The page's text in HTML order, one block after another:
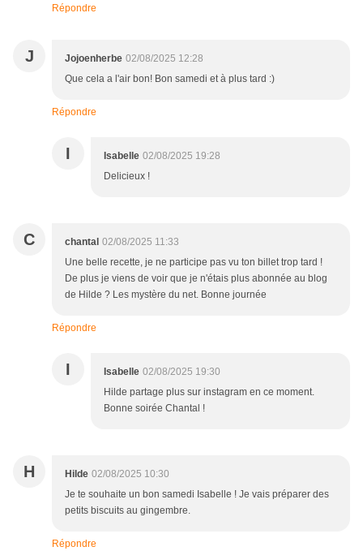
Répondre
J Jojoenherbe 02/08/2025 12:28
Que cela a l'air bon! Bon samedi et à plus tard :)
Répondre
I Isabelle 02/08/2025 19:28
Delicieux !
C chantal 02/08/2025 11:33
Une belle recette, je ne participe pas vu ton billet trop tard !
De plus je viens de voir que je n'étais plus abonnée au blog
de Hilde ? Les mystère du net. Bonne journée
Répondre
I Isabelle 02/08/2025 19:30
Hilde partage plus sur instagram en ce moment.
Bonne soirée Chantal !
H Hilde 02/08/2025 10:30
Je te souhaite un bon samedi Isabelle ! Je vais préparer des
petits biscuits au gingembre.
Répondre